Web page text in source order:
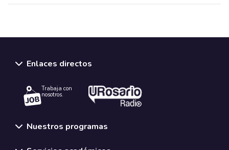
Enlaces directos
Trabaja con
nosotros.
Nuestros programas